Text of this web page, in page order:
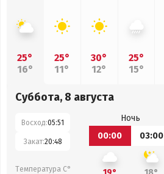
25°
16°
25°
11°
30°
12°
25°
15°
Суббота, 8 августа
Восход:05:51
Закат:20:48
Температура С°
Ночь
00:00
03:00